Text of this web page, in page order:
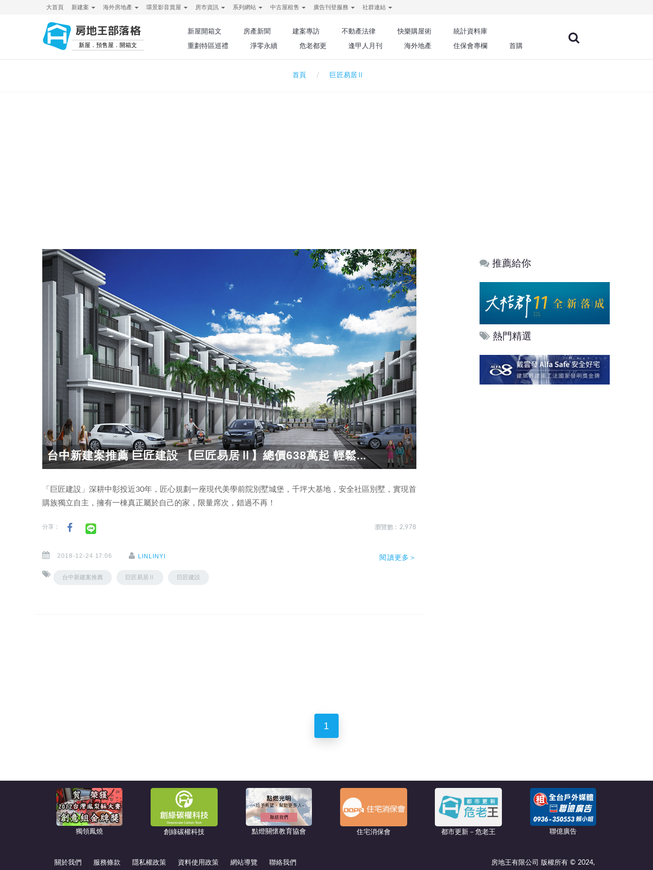
大首頁 新建案 海外房地產 環景影音賞屋 房市資訊 系列網站 中古屋租售 廣告刊登服務 社群連結
房地王部落格
新屋．預售屋．開箱文
新屋開箱文 房產新聞 建案專訪 不動產法律 快樂購屋術
統計資料庫
重劃特區巡禮
淨零永續 危老都更 逢甲人月刊 海外地產 住保會專欄 首購
首頁 巨匠易居Ⅱ
台中新建案推薦 巨匠建設 【巨匠易居Ⅱ】總價638萬起 輕鬆...
「巨匠建設」深耕中彰投近30年，匠心規劃一座現代美學前院別墅城堡，千坪大基地，安全社區別墅，實現首
購族獨立自主，擁有一棟真正屬於自己的家，限量席次，錯過不再！
分享： 瀏覽數 : 2,978
2018-12-24 17:06 LINLINYI
台中新建案推薦 巨匠易居Ⅱ 巨匠建設
閱讀更多＞
推薦給你
熱門精選
1
獨領鳳燒 創綠碳權科技 點燈關懷教育協會 住宅消保會 都市更新－危老王 聯億廣告
關於我們 服務條款 隱私權政策 資料使用政策 網站導覽 聯絡我們 房地王有限公司 版權所有 © 2024,